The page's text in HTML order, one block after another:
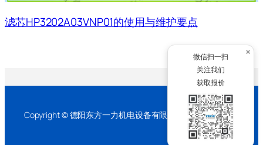
滤芯HP3202A03VNP01的使用与维护要点
Copyright © 德阳东方一力机电设备有限公司 2026 版权所有
×
微信扫一扫
关注我们
获取报价